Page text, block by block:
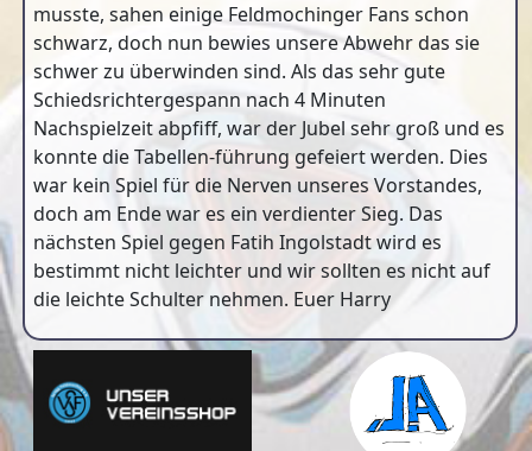
musste, sahen einige Feldmochinger Fans schon
schwarz, doch nun bewies unsere Abwehr das sie
schwer zu überwinden sind. Als das sehr gute
Schiedsrichtergespann nach 4 Minuten
Nachspielzeit abpfiff, war der Jubel sehr groß und es
konnte die Tabellen-führung gefeiert werden. Dies
war kein Spiel für die Nerven unseres Vorstandes,
doch am Ende war es ein verdienter Sieg. Das
nächsten Spiel gegen Fatih Ingolstadt wird es
bestimmt nicht leichter und wir sollten es nicht auf
die leichte Schulter nehmen. Euer Harry